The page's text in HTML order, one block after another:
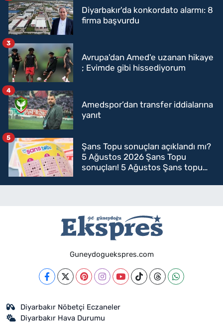
Diyarbakır'da konkordato alarmı: 8
firma başvurdu
Avrupa'dan Amed'e uzanan hikaye
; Evimde gibi hissediyorum
3
Amedspor’dan transfer iddialarına
yanıt
4
Şans Topu sonuçları açıklandı mı?
5 Ağustos 2026 Şans Topu
sonuçları! 5 Ağustos Şans topu
5
Guneydoguekspres.com
Diyarbakır Nöbetçi Eczaneler
Diyarbakır Hava Durumu